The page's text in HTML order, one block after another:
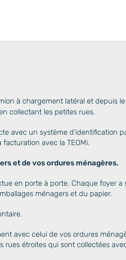
à chargement latéral et depuis le
collectant les petites rues.
avec un système d’identification
facturation avec la TEOMi.
et de vos ordures ménagères.
en porte à porte. Chaque foyer a
ménagers et du papier.
avec celui de vos ordures
rues étroites qui sont collectées